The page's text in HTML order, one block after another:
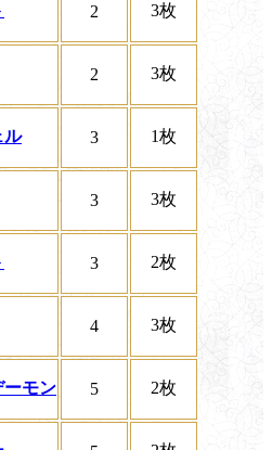
2 3枚
2 3枚
ル 3 1枚
3 3枚
3 2枚
4 3枚
ーモン 5 2枚